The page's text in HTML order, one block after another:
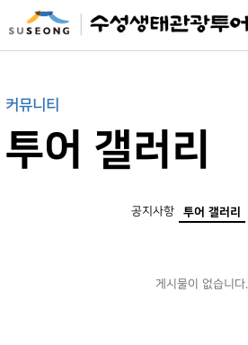
커뮤니티
투어 갤러리
공지사항 투어 갤러리
게시물이 없습니다.